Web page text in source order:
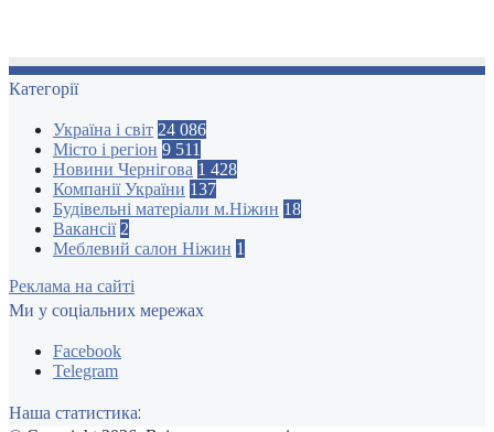
Категорії
Україна і світ 24 086
Місто і регіон 9 511
Новини Чернігова 1 428
Компанії України 137
Будівельні матеріали м.Ніжин 18
Вакансії 2
Меблевий салон Ніжин 1
Реклама на сайті
Ми у соціальних мережах
Facebook
Telegram
Наша статистика: